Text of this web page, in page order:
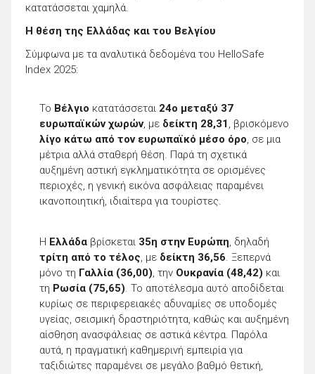
κατατάσσεται χαμηλά.
Η θέση της Ελλάδας και του Βελγίου
Σύμφωνα με τα αναλυτικά δεδομένα του HelloSafe
Index 2025:
Το Βέλγιο κατατάσσεται 24ο μεταξύ 37
ευρωπαϊκών χωρών, με δείκτη 28,31 , βρισκόμενο
λίγο κάτω από τον ευρωπαϊκό μέσο όρο, σε μια
μέτρια αλλά σταθερή θέση. Παρά τη σχετικά
αυξημένη αστική εγκληματικότητα σε ορισμένες
περιοχές, η γενική εικόνα ασφάλειας παραμένει
ικανοποιητική, ιδιαίτερα για τουρίστες.
Η Ελλάδα βρίσκεται 35η στην Ευρώπη, δηλαδή
τρίτη από το τέλος, με δείκτη 36,56. Ξεπερνά
μόνο τη Γαλλία (36,00), την Ουκρανία (48,42) και
τη Ρωσία (75,65). Το αποτέλεσμα αυτό αποδίδεται
κυρίως σε περιφερειακές αδυναμίες σε υποδομές
υγείας, σεισμική δραστηριότητα, καθώς και αυξημένη
αίσθηση ανασφάλειας σε αστικά κέντρα. Παρόλα
αυτά, η πραγματική καθημερινή εμπειρία για
ταξιδιώτες παραμένει σε μεγάλο βαθμό θετική,